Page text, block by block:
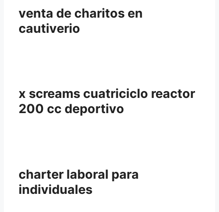
venta de charitos en
cautiverio
x screams cuatriciclo reactor
200 cc deportivo
charter laboral para
individuales